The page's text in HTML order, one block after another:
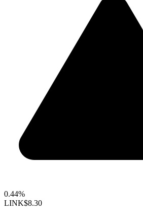
0.44%
LINK$8.30